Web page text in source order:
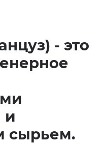
- это
и
сырьем.